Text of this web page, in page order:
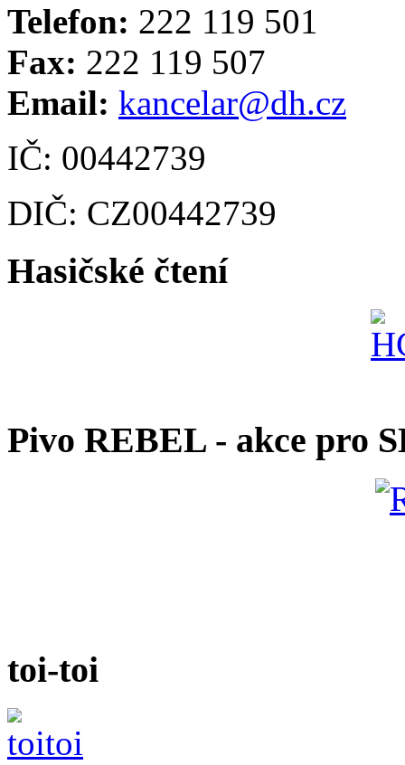
Telefon: 222 119 501
Fax: 222 119 507
Email: kancelar@dh.cz
IČ: 00442739
DIČ: CZ00442739
Hasičské čtení
Pivo REBEL - akce pro
toi-toi